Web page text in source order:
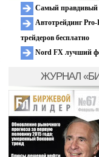
Самый правдивый
Автотрейдинг
трейдеров бесплатно
Nord FX лучший
ЖУРНАЛ